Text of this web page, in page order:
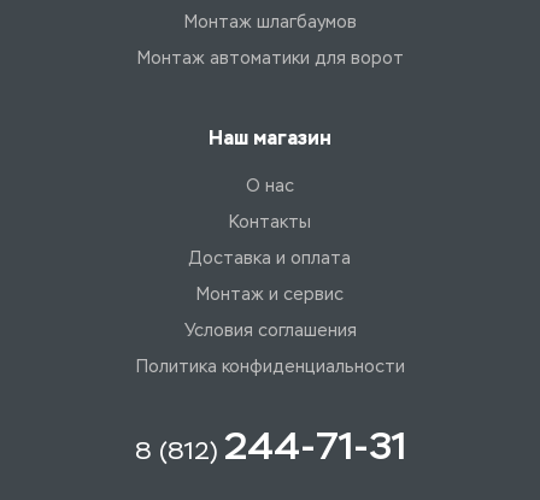
Монтаж шлагбаумов
Монтаж автоматики для ворот
Наш магазин
О нас
Контакты
Доставка и оплата
Монтаж и сервис
Условия соглашения
Политика конфиденциальности
8 (812) 244-71-31